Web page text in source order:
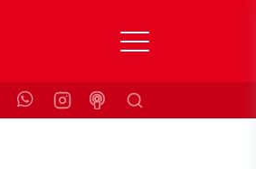
KrankenkasseSuchen